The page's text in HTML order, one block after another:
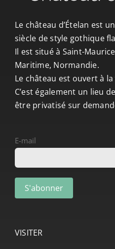
Le château d’Ételan est
siècle de style gothique
Il est situé à Saint-
Maritime, Normandie.
Le château est ouvert à
C’est également un lieu
être privatisé sur
E-mail
VISITER